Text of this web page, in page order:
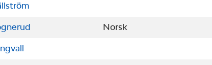
Norsk